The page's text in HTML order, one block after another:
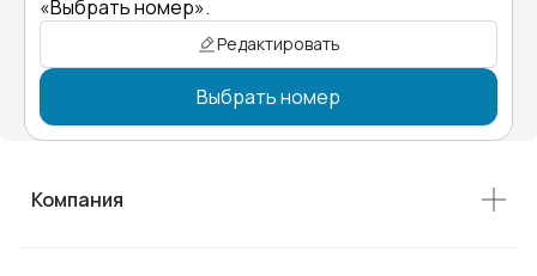
«Выбрать номер».
Редактировать
Выбрать номер
Компания